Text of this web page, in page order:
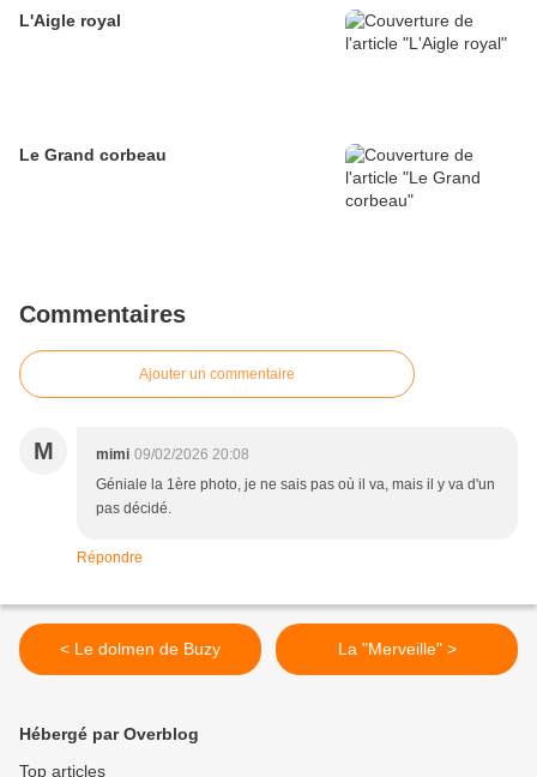
L'Aigle royal
Le Grand corbeau
Commentaires
Ajouter un commentaire
M mimi 09/02/2026 20:08
Géniale la 1ère photo, je ne sais pas où il va, mais il y va d'un
pas décidé.
Répondre
< Le dolmen de Buzy La "Merveille" >
Hébergé par Overblog
Top articles